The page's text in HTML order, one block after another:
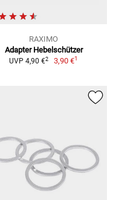
RAXIMO
Adapter Hebelschützer
UVP 4,90 €2 3,90 €1